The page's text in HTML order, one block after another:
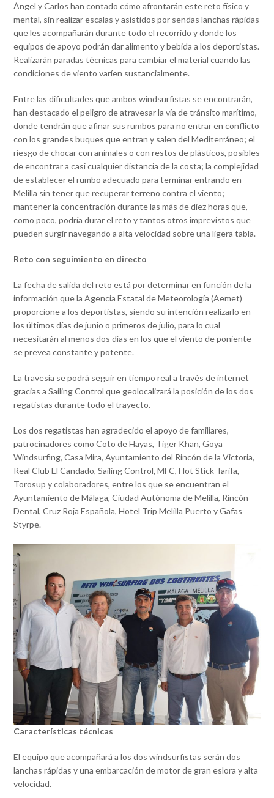
Ángel y Carlos han contado cómo afrontarán este reto físico y
mental, sin realizar escalas y asistidos por sendas lanchas rápidas
que les acompañarán durante todo el recorrido y donde los
equipos de apoyo podrán dar alimento y bebida a los deportistas.
Realizarán paradas técnicas para cambiar el material cuando las
condiciones de viento varíen sustancialmente.
Entre las dificultades que ambos windsurfistas se encontrarán,
han destacado el peligro de atravesar la vía de tránsito marítimo,
donde tendrán que afinar sus rumbos para no entrar en conflicto
con los grandes buques que entran y salen del Mediterráneo; el
riesgo de chocar con animales o con restos de plásticos, posibles
de encontrar a casi cualquier distancia de la costa; la complejidad
de establecer el rumbo adecuado para terminar entrando en
Melilla sin tener que recuperar terreno contra el viento;
mantener la concentración durante las más de diez horas que,
como poco, podría durar el reto y tantos otros imprevistos que
pueden surgir navegando a alta velocidad sobre una ligera tabla.
Reto con seguimiento en directo
La fecha de salida del reto está por determinar en función de la
información que la Agencia Estatal de Meteorología (Aemet)
proporcione a los deportistas, siendo su intención realizarlo en
los últimos días de junio o primeros de julio, para lo cual
necesitarán al menos dos días en los que el viento de poniente
se prevea constante y potente.
La travesía se podrá seguir en tiempo real a través de internet
gracias a Sailing Control que geolocalizará la posición de los dos
regatistas durante todo el trayecto.
Los dos regatistas han agradecido el apoyo de familiares,
patrocinadores como Coto de Hayas, Tiger Khan, Goya
Windsurfing, Casa Mira, Ayuntamiento del Rincón de la Victoria,
Real Club El Candado, Sailing Control, MFC, Hot Stick Tarifa,
Torosup y colaboradores, entre los que se encuentran el
Ayuntamiento de Málaga, Ciudad Autónoma de Melilla, Rincón
Dental, Cruz Roja Española, Hotel Trip Melilla Puerto y Gafas
Styrpe.
Características técnicas
El equipo que acompañará a los dos windsurfistas serán dos
lanchas rápidas y una embarcación de motor de gran eslora y alta
velocidad.